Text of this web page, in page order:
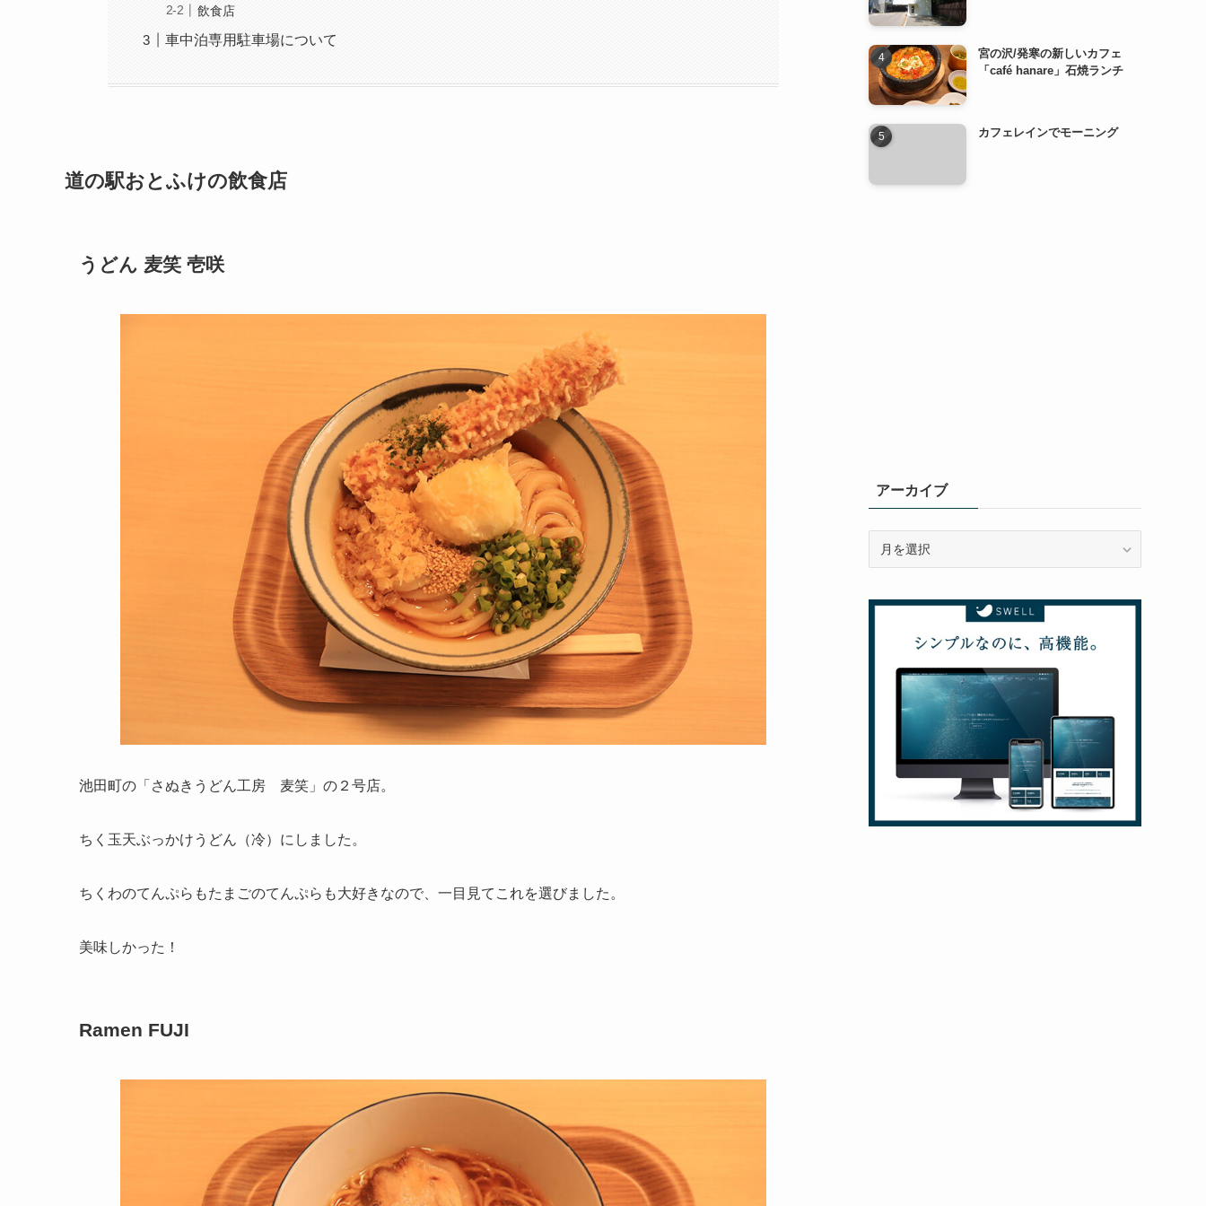
飲食店
車中泊専用駐車場について
道の駅おとふけの飲食店
うどん 麦笑 壱咲
池田町の「さぬきうどん工房 麦笑」の２号店。
ちく玉天ぶっかけうどん（冷）にしました。
ちくわのてんぷらもたまごのてんぷらも大好きなので、一目見てこれを選びました。
美味しかった！
Ramen FUJI
宮の沢/発寒の新しいカフェ
「café hanare」石焼ランチ
カフェレインでモーニング
アーカイブ
イ